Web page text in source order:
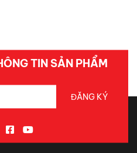
TIN SẢN PHẨM